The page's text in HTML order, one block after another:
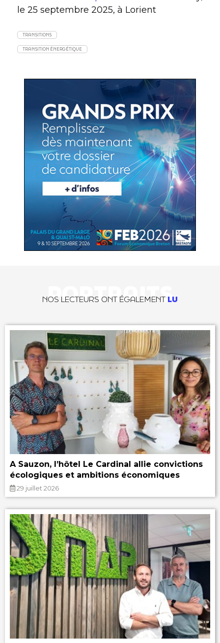
le 25 septembre 2025, à Lorient
TRANSITIONS
TRANSITION ÉNERGÉTIQUE
PORTRAITS
NOS LECTEURS ONT ÉGALEMENT LU
A Sauzon, l’hôtel Le Cardinal allie convictions
écologiques et ambitions économiques
29 juillet 2026